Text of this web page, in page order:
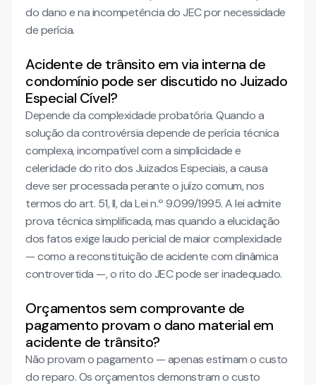
do dano e na incompetência do JEC por necessidade
de perícia.
Acidente de trânsito em via interna de
condomínio pode ser discutido no Juizado
Especial Cível?
Depende da complexidade probatória. Quando a
solução da controvérsia depende de perícia técnica
complexa, incompatível com a simplicidade e
celeridade do rito dos Juizados Especiais, a causa
deve ser processada perante o juízo comum, nos
termos do art. 51, II, da Lei n.º 9.099/1995. A lei admite
prova técnica simplificada, mas quando a elucidação
dos fatos exige laudo pericial de maior complexidade
— como a reconstituição de acidente com dinâmica
controvertida —, o rito do JEC pode ser inadequado.
Orçamentos sem comprovante de
pagamento provam o dano material em
acidente de trânsito?
Não provam o pagamento — apenas estimam o custo
do reparo. Os orçamentos demonstram o custo